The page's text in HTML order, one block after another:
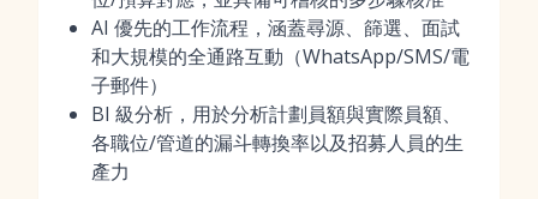
AI 優先的工作流程，涵蓋尋源、篩選、面試
和大規模的全通路互動（WhatsApp/SMS/電
子郵件）
BI 級分析，用於分析計劃員額與實際員額、
各職位/管道的漏斗轉換率以及招募人員的生
產力